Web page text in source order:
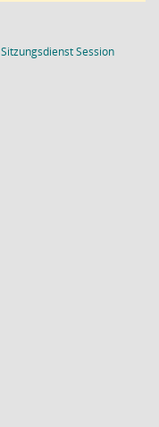
SitzungsdienstSession(Wird in